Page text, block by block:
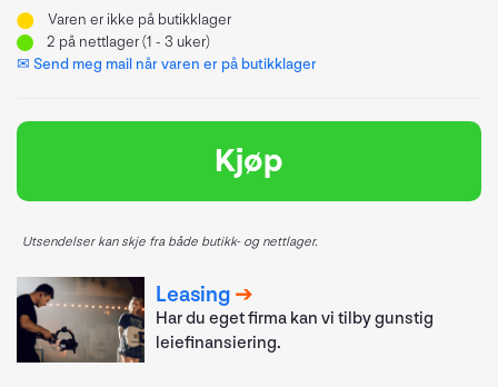
Varen er ikke på butikklager
2 på nettlager (1 - 3 uker)
✉ Send meg mail når varen er på butikklager
Kjøp
Utsendelser kan skje fra både butikk- og nettlager.
Leasing
Har du eget firma kan vi tilby gunstig
leiefinansiering.